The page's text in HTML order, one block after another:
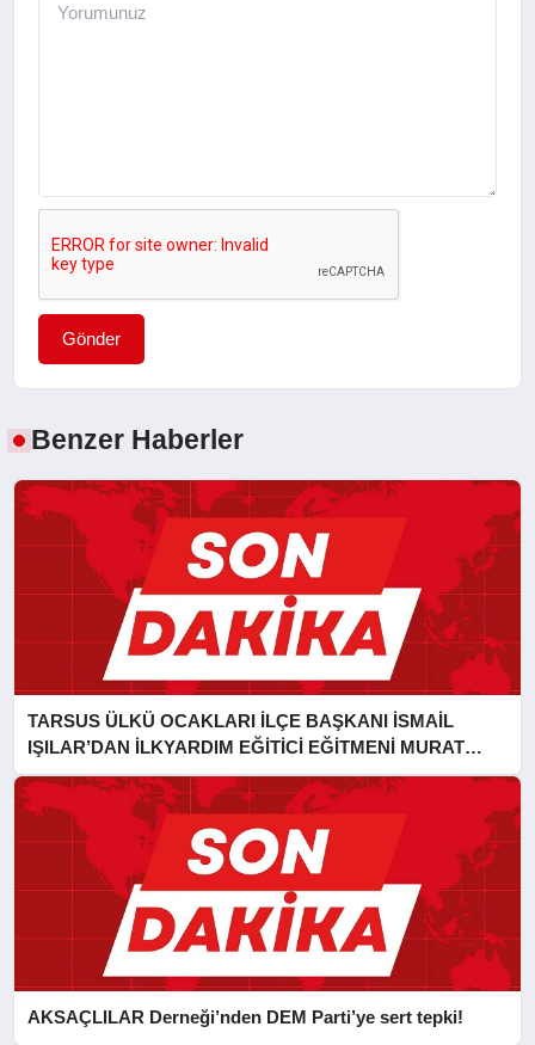
Gönder
Benzer Haberler
TARSUS ÜLKÜ OCAKLARI İLÇE BAŞKANI İSMAİL
IŞILAR’DAN İLKYARDIM EĞİTİCİ EĞİTMENİ MURAT
CAN FİDAN’A ZİYARET
AKSAÇLILAR Derneği’nden DEM Parti’ye sert tepki!